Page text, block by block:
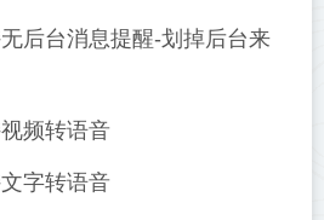
台消息提醒-划掉后台来
频转语音
字转语音